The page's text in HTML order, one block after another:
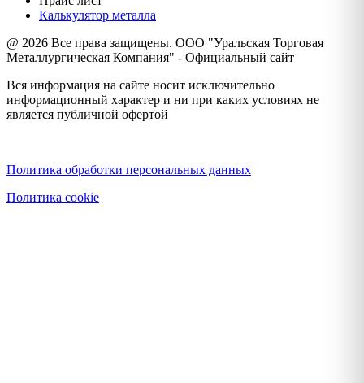
Калькулятор металла
@ 2026 Все права защищены. ООО "Уральская Торговая
Металлургическая Компания" - Официальный сайт
Вся информация на сайте носит исключительно
информационный характер и ни при каких условиях не
является публичной офертой
Политика обработки персональных данных
Политика cookie